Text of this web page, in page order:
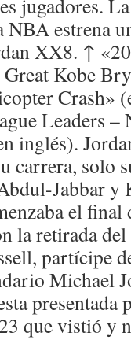
jugadores.
estrena
XX8. ↑
Kobe
Crash»
Leaders –
inglés).
carrera, solo
Jabbar y
el final
la retirada del
partícipe
Michael
presentada
que vistió y